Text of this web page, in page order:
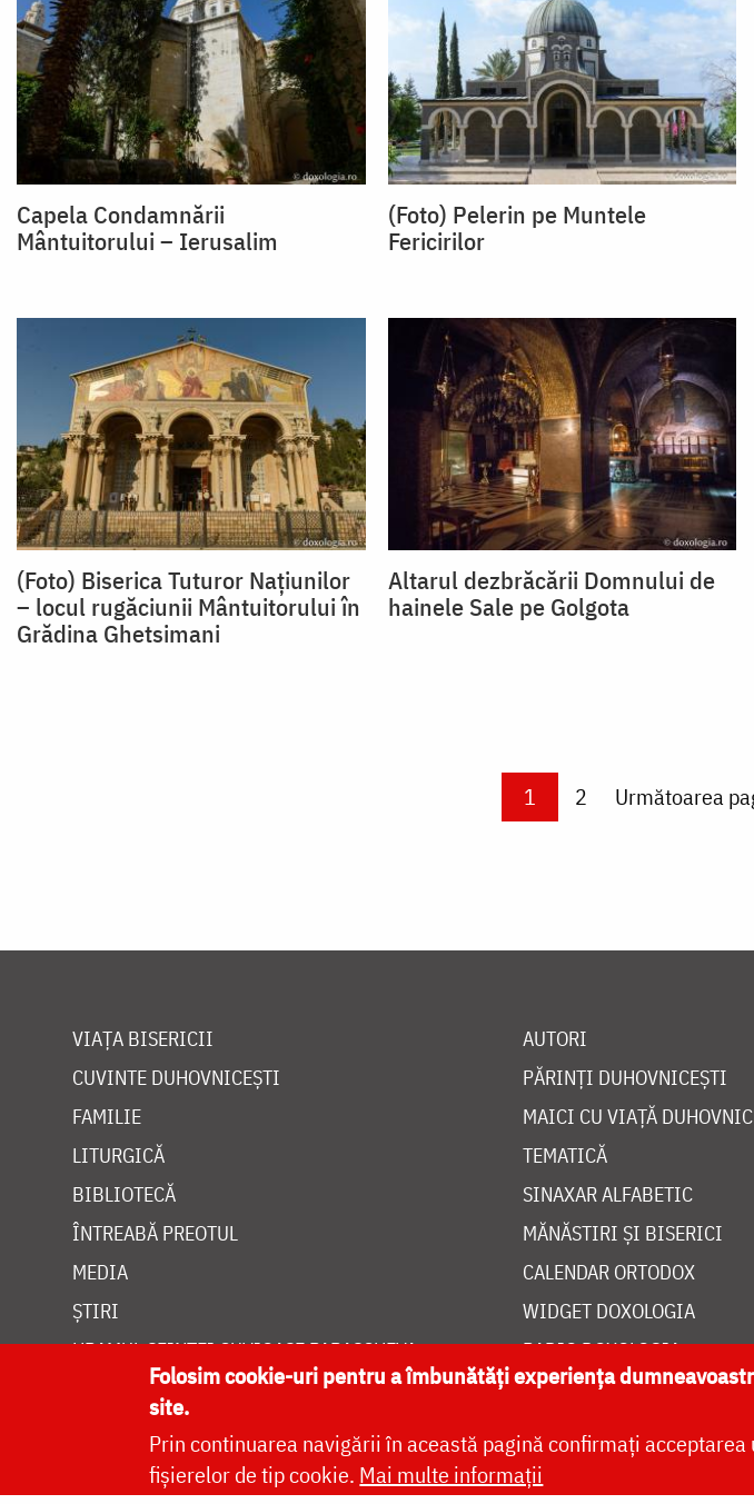
Capela Condamnării
Mântuitorului – Ierusalim
(Foto) Pelerin pe Muntele
Fericirilor
(Foto) Biserica Tuturor Națiunilor
– locul rugăciunii Mântuitorului în
Grădina Ghetsimani
Altarul dezbrăcării Domnului de
hainele Sale pe Golgota
Current page
1 Page
2 Next page
Următoarea
VIAȚA BISERICII
CUVINTE DUHOVNICEȘTI
FAMILIE
LITURGICĂ
BIBLIOTECĂ
ÎNTREABĂ PREOTUL
MEDIA
ȘTIRI
HRAMUL SFINTEI CUVIOASE PARASCHEVA
AUTORI
PĂRINȚI DUHOVNICEȘTI
MAICI CU VIAȚĂ
TEMATICĂ
SINAXAR ALFABETIC
MĂNĂSTIRI ȘI BISERICI
CALENDAR ORTODOX
WIDGET DOXOLOGIA
RADIO DOXOLOGIA
Site dezvoltat de
Folosim cookie-uri pentru a îmbunătăți experiența
site.
Prin continuarea navigării în această pagină confirmați
fișierelor de tip cookie. Mai multe informații